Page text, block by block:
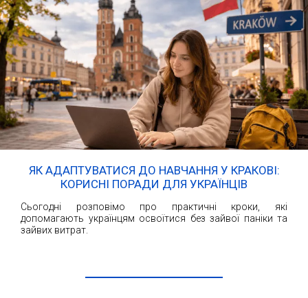
ЯК АДАПТУВАТИСЯ ДО НАВЧАННЯ У КРАКОВІ:
КОРИСНІ ПОРАДИ ДЛЯ УКРАЇНЦІВ
Сьогодні розповімо про практичні кроки, які
допомагають українцям освоїтися без зайвої паніки та
зайвих витрат.